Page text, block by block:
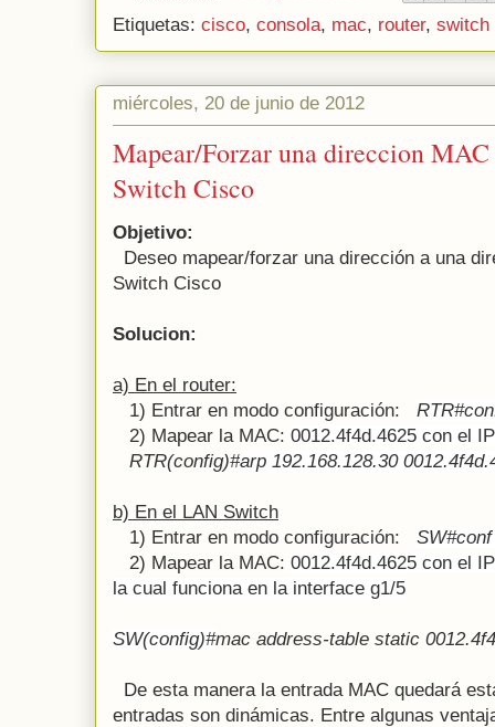
Etiquetas: cisco, consola, mac, router, switch
miércoles, 20 de junio de 2012
Mapear/Forzar una direccion
Switch Cisco
Objetivo:
Deseo mapear/forzar una dirección a una
Switch Cisco
Solucion:
a) En el router:
1) Entrar en modo configuración:
2) Mapear la MAC: 0012.4f4d.4625 con el
RTR(config)#arp 192.168.128.30
b) En el LAN Switch
1) Entrar en modo configuración:
2) Mapear la MAC: 0012.4f4d.4625 con el
la cual funciona en la interface g1/5
SW(config)#mac address-table static
De esta manera la entrada MAC quedará
entradas son dinámicas. Entre algunas